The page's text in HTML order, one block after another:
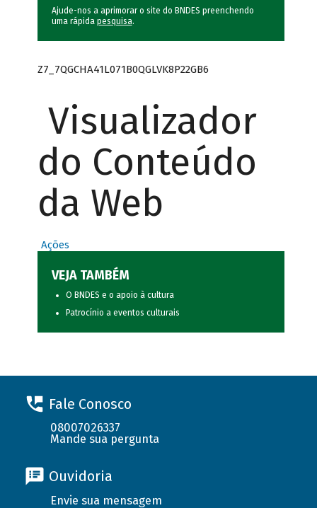
Ajude-nos a aprimorar o site do BNDES preenchendo
uma rápida pesquisa.
Z7_7QGCHA41L071B0QGLVK8P22GB6
Visualizador
do Conteúdo
da Web
Ações
VEJA TAMBÉM
O BNDES e o apoio à cultura
Patrocínio a eventos culturais
Fale Conosco
08007026337
Mande sua pergunta
Ouvidoria
Envie sua mensagem